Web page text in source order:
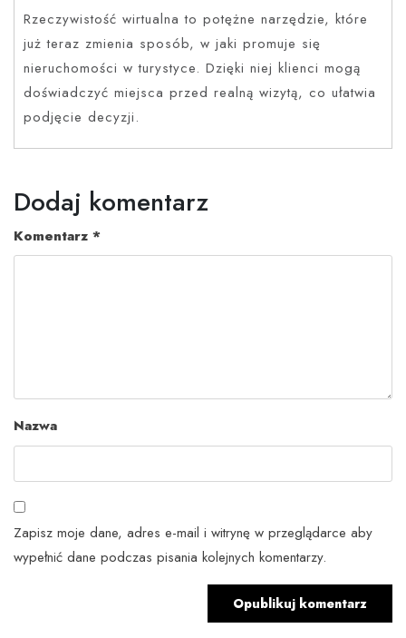
Rzeczywistość wirtualna to potężne narzędzie, które
już teraz zmienia sposób, w jaki promuje się
nieruchomości w turystyce. Dzięki niej klienci mogą
doświadczyć miejsca przed realną wizytą, co ułatwia
podjęcie decyzji.
Dodaj komentarz
Komentarz *
Nazwa
Zapisz moje dane, adres e-mail i witrynę w przeglądarce aby
wypełnić dane podczas pisania kolejnych komentarzy.